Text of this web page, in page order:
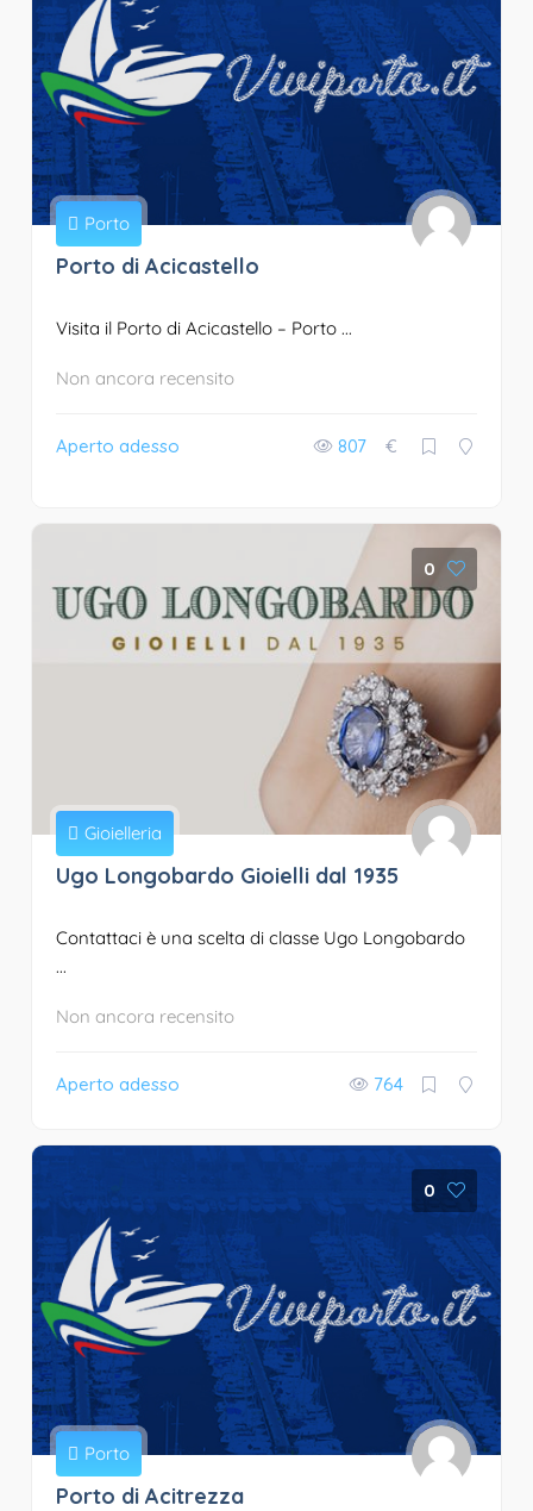
Porto
Porto di Acicastello
Visita il Porto di Acicastello – Porto ...
Non ancora recensito
Aperto adesso 807 €
0
Gioielleria
Ugo Longobardo Gioielli dal 1935
Contattaci è una scelta di classe Ugo Longobardo
...
Non ancora recensito
Aperto adesso 764
0
Porto
Porto di Acitrezza